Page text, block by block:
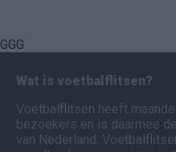
GGG
Wat is voetbalflitsen?
Voetbalflitsen heeft
bezoekers en is daarmee
van Nederland.